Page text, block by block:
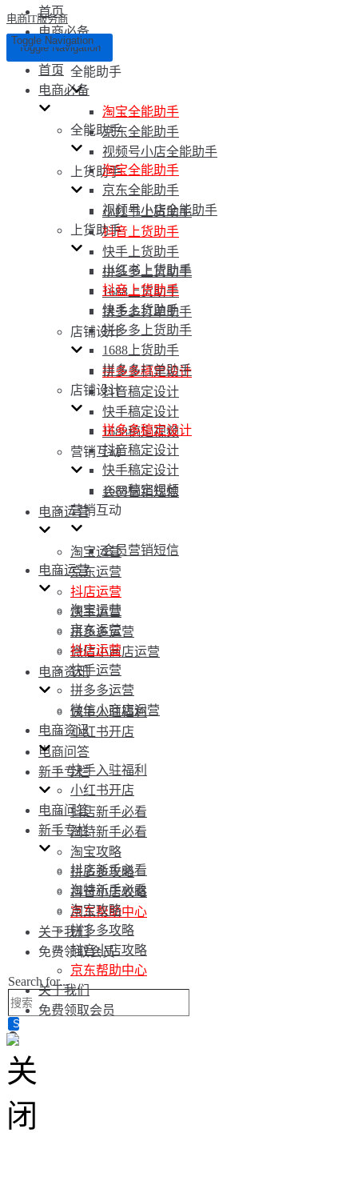
首页
电商必备
全能助手
淘宝全能助手
京东全能助手
视频号小店全能助手
上货助手
小红书上货助手
抖音上货助手
快手上货助手
拼多多上货助手
1688上货助手
拼多多打单助手
店铺设计
拼多多稿定设计
抖音稿定设计
快手稿定设计
1688稿定视频
营销互动
会员营销短信
电商运营
淘宝运营
京东运营
抖店运营
快手运营
拼多多运营
微信小商店运营
电商资讯
快手入驻福利
小红书开店
电商问答
新手专栏
抖店新手必看
淘特新手必看
淘宝攻略
拼多多攻略
抖音小店攻略
京东帮助中心
关于我们
免费领取会员
Search for...
电商IT服务商
Toggle Navigation
Toggle Navigation
首页
电商必备
全能助手
淘宝全能助手
京东全能助手
视频号小店全能助手
上货助手
小红书上货助手
抖音上货助手
快手上货助手
拼多多上货助手
1688上货助手
拼多多打单助手
店铺设计
拼多多稿定设计
抖音稿定设计
快手稿定设计
1688稿定视频
营销互动
会员营销短信
电商运营
淘宝运营
京东运营
抖店运营
快手运营
拼多多运营
微信小商店运营
电商资讯
快手入驻福利
小红书开店
电商问答
新手专栏
抖店新手必看
淘特新手必看
淘宝攻略
拼多多攻略
抖音小店攻略
京东帮助中心
关于我们
免费领取会员